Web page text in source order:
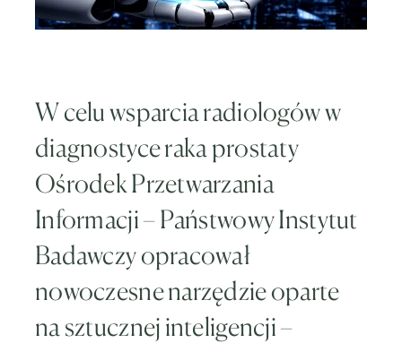
W celu wsparcia radiologów w
diagnostyce raka prostaty
Ośrodek Przetwarzania
Informacji – Państwowy Instytut
Badawczy opracował
nowoczesne narzędzie oparte
na sztucznej inteligencji –